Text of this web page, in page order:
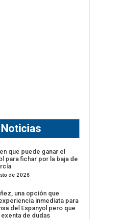
que puede ganar el
para fichar por la baja de
de 2026
una opción que
inmediata para
del Espanyol pero que
exenta de dudas